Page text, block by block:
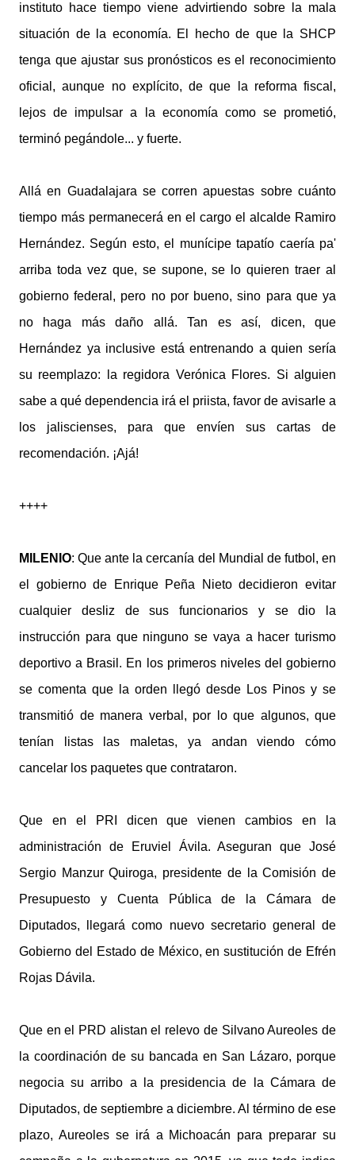
instituto hace tiempo viene advirtiendo sobre la mala
situación de la economía. El hecho de que la SHCP
tenga que ajustar sus pronósticos es el reconocimiento
oficial, aunque no explícito, de que la reforma fiscal,
lejos de impulsar a la economía como se prometió,
terminó pegándole... y fuerte.
Allá en Guadalajara se corren apuestas sobre cuánto
tiempo más permanecerá en el cargo el alcalde Ramiro
Hernández. Según esto, el munícipe tapatío caería pa'
arriba toda vez que, se supone, se lo quieren traer al
gobierno federal, pero no por bueno, sino para que ya
no haga más daño allá. Tan es así, dicen, que
Hernández ya inclusive está entrenando a quien sería
su reemplazo: la regidora Verónica Flores. Si alguien
sabe a qué dependencia irá el priista, favor de avisarle a
los jaliscienses, para que envíen sus cartas de
recomendación. ¡Ajá!
++++
MILENIO: Que ante la cercanía del Mundial de futbol, en
el gobierno de Enrique Peña Nieto decidieron evitar
cualquier desliz de sus funcionarios y se dio la
instrucción para que ninguno se vaya a hacer turismo
deportivo a Brasil. En los primeros niveles del gobierno
se comenta que la orden llegó desde Los Pinos y se
transmitió de manera verbal, por lo que algunos, que
tenían listas las maletas, ya andan viendo cómo
cancelar los paquetes que contrataron.
Que en el PRI dicen que vienen cambios en la
administración de Eruviel Ávila. Aseguran que José
Sergio Manzur Quiroga, presidente de la Comisión de
Presupuesto y Cuenta Pública de la Cámara de
Diputados, llegará como nuevo secretario general de
Gobierno del Estado de México, en sustitución de Efrén
Rojas Dávila.
Que en el PRD alistan el relevo de Silvano Aureoles de
la coordinación de su bancada en San Lázaro, porque
negocia su arribo a la presidencia de la Cámara de
Diputados, de septiembre a diciembre. Al término de ese
plazo, Aureoles se irá a Michoacán para preparar su